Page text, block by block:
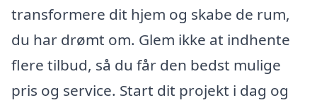
transformere dit hjem og skabe de rum,
du har drømt om. Glem ikke at indhente
flere tilbud, så du får den bedst mulige
pris og service. Start dit projekt i dag og